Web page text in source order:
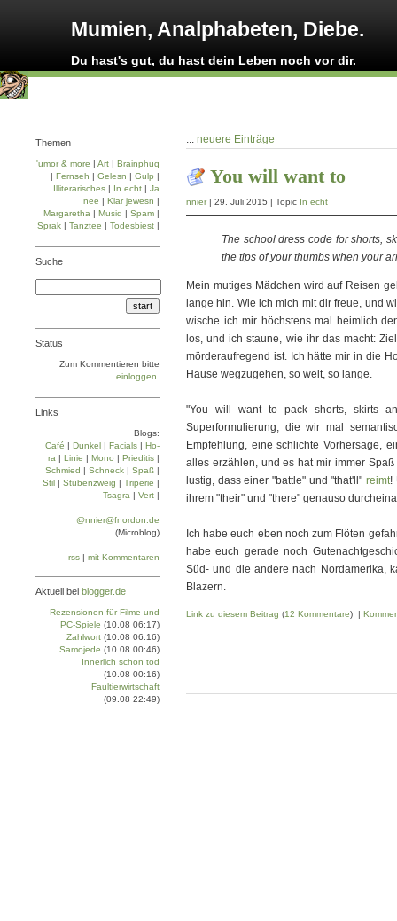
Mumien, Analphabeten, Diebe.
Du hast's gut, du hast dein Leben noch vor dir.
... neuere Einträge
You will want to
nnier| 29. Juli 2015 | Topic In echt
The school dress code for shorts,
the tips of your thumbs when your
Mein mutiges Mädchen wird auf Reisen
lange hin. Wie ich mich mit dir freue, und
wische ich mir höchstens mal heimlich
los, und ich staune, wie ihr das macht:
mörderaufregend ist. Ich hätte mir in die
Hause wegzugehen, so weit, so lange.
"You will want to pack shorts, skirts
Superformulierung, die wir mal
Empfehlung, eine schlichte Vorhersage,
alles erzählen, und es hat mir immer
lustig, dass einer "battle" und "that'll" reimt!
ihrem "their" und "there" genauso
Ich habe euch eben noch zum Flöten
habe euch gerade noch
Süd- und die andere nach Nordamerika,
Blazern.
Link zu diesem Beitrag (12 Kommentare) |
Themen
'umor & more | Art | Brainphuq
| Fernseh | Gelesn | Gulp |
Illiterarisches | In echt | Ja
nee | Klar jewesn |
Margaretha | Musiq | Spam |
Sprak | Tanztee | Todesbiest |
Suche
Status
Zum Kommentieren bitte
einloggen
Links
Blogs:
Café | Dun­kel | Facials | Ho­
ra | Linie | Mo­no | Prie­di­tis |
Schmied | Schneck | Spaß |
Stil | Stu­ben­zweig | Tri­pe­rie |
Tsa­gra | Vert |
@nnier@fnordon.de
(Microblog)
rss | mit Kommentaren
Aktuell bei blogger.de
Rezensionen für Filme und
PC-Spiele (10.08 06:17)
Zahlwort (10.08 06:16)
Samojede (10.08 00:46)
Innerlich schon tod
(10.08 00:16)
Faultierwirtschaft
(09.08 22:49)